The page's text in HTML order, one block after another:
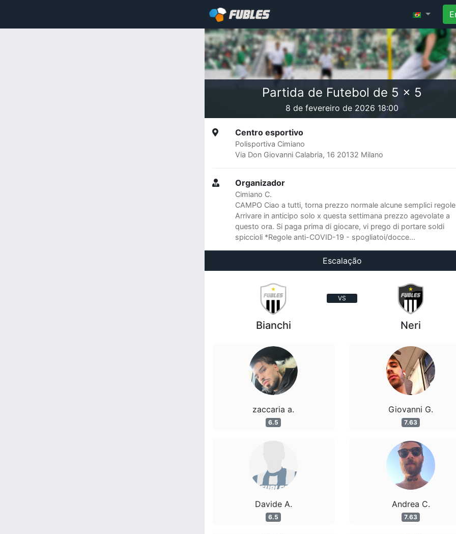
Partida de Futebol de 5 x 5
8 de fevereiro de 2026 18:00
Centro esportivo
Polisportiva Cimiano
Via Don Giovanni Calabria, 16 20132 Milano
Organizador
Cimiano C.
CAMPO Ciao a tutti, torna prezzo normale alcune semplici regole
Arrivare in anticipo solo x questa settimana prezzo agevolate a
questo ora. Si paga prima di giocare, vi prego di portare soldi
spiccioli *Regole anti-COVID-19 - spogliatoi/docce...
Escalação
VS
Bianchi
zaccaria a.
6.5
Davide A.
6.5
Neri
Giovanni G.
7.63
Andrea C.
7.63